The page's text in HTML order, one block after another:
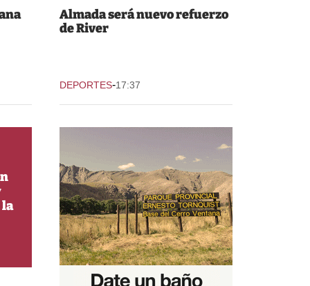
Almada será nuevo refuerzo
de River
DEPORTES-17:37